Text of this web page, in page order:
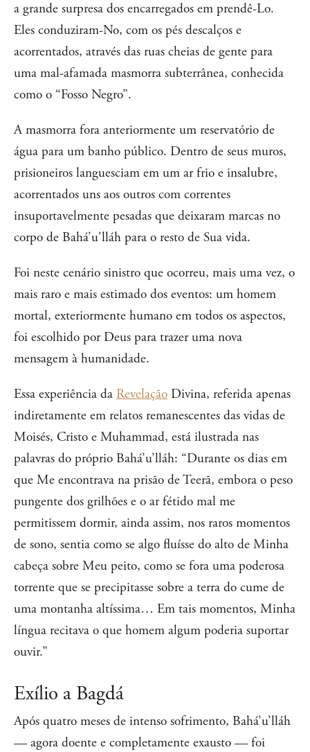
a grande surpresa dos encarregados em prendê-Lo.
Eles conduziram-No, com os pés descalços e
acorrentados, através das ruas cheias de gente para
uma mal-afamada masmorra subterrânea, conhecida
como o “Fosso Negro”.
A masmorra fora anteriormente um reservatório de
água para um banho público. Dentro de seus muros,
prisioneiros languesciam em um ar frio e insalubre,
acorrentados uns aos outros com correntes
insuportavelmente pesadas que deixaram marcas no
corpo de Bahá’u'lláh para o resto de Sua vida.
Foi neste cenário sinistro que ocorreu, mais uma vez, o
mais raro e mais estimado dos eventos: um homem
mortal, exteriormente humano em todos os aspectos,
foi escolhido por Deus para trazer uma nova
mensagem à humanidade.
Essa experiência da Revelação Divina, referida apenas
indiretamente em relatos remanescentes das vidas de
Moisés, Cristo e Muhammad, está ilustrada nas
palavras do próprio Bahá’u’lláh: “Durante os dias em
que Me encontrava na prisão de Teerã, embora o peso
pungente dos grilhões e o ar fétido mal me
permitissem dormir, ainda assim, nos raros momentos
de sono, sentia como se algo fluísse do alto de Minha
cabeça sobre Meu peito, como se fora uma poderosa
torrente que se precipitasse sobre a terra do cume de
uma montanha altíssima… Em tais momentos, Minha
língua recitava o que homem algum poderia suportar
ouvir.”
Exílio a Bagdá
Após quatro meses de intenso sofrimento, Bahá’u’lláh
— agora doente e completamente exausto — foi